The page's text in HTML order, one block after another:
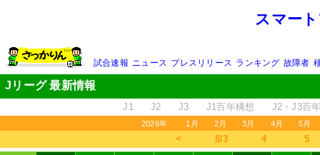
スマー
試合速報 ニュース プレスリリース ランキング 故障者
Jリーグ 最新情報
J1 J2 J3 J1百年構想 J2・J3百
2026年 1月 2月 3月 4月 5月
＜ 8/3 4 5